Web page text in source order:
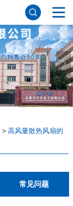
> 高风量散热风扇的
常见问题